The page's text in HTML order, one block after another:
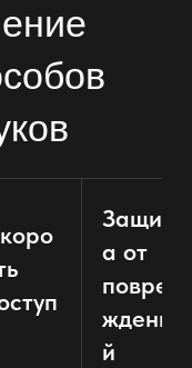
Защит
а от
повре
ждени
й